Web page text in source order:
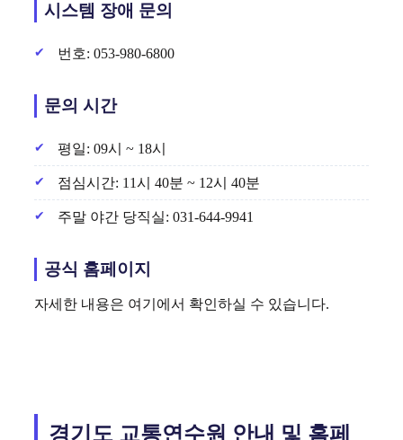
시스템 장애 문의
번호: 053-980-6800
문의 시간
평일: 09시 ~ 18시
점심시간: 11시 40분 ~ 12시 40분
주말 야간 당직실: 031-644-9941
공식 홈페이지
자세한 내용은 여기에서 확인하실 수 있습니다.
경기도 교통연수원 안내 및 홈페